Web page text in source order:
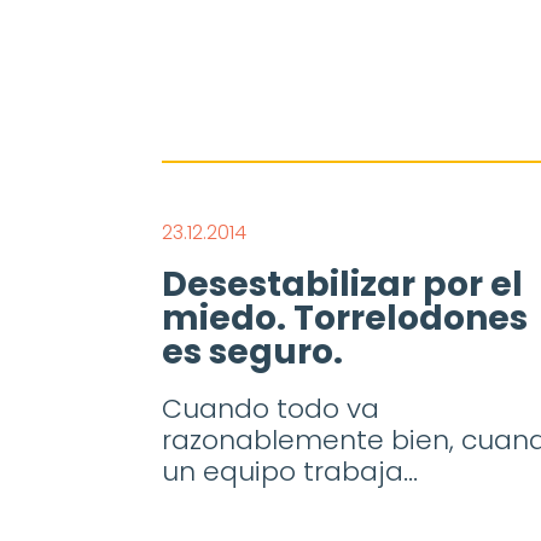
Desestabilizar por el
miedo. Torrelodones
es seguro.
23.12.2014
Cuando todo va
razonablemente bien,
un equipo trabaja...